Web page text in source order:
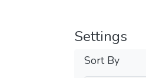
Settings
Sort By